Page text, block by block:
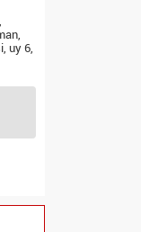
uy 6,